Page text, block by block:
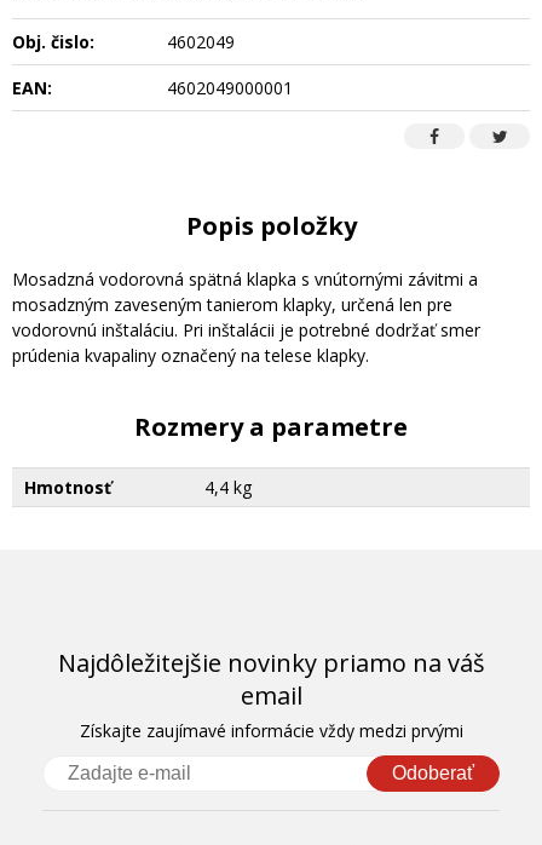
Obj. čislo:
4602049
EAN:
4602049000001
Popis položky
Mosadzná vodorovná spätná klapka s vnútornými závitmi a
mosadzným zaveseným tanierom klapky, určená len pre
vodorovnú inštaláciu. Pri inštalácii je potrebné dodržať smer
prúdenia kvapaliny označený na telese klapky.
Rozmery a parametre
Hmotnosť 4,4 kg
Najdôležitejšie novinky priamo na váš
email
Získajte zaujímavé informácie vždy medzi prvými
Odoberať